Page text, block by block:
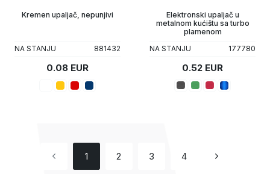
Kremen upaljač, nepunjivi
NA STANJU 881432
0.08 EUR
Elektronski upaljač u
metalnom kućištu sa turbo
plamenom
NA STANJU
177780
0.52 EUR
1 2 3 4